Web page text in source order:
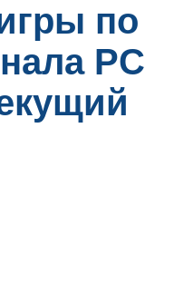
по
PC